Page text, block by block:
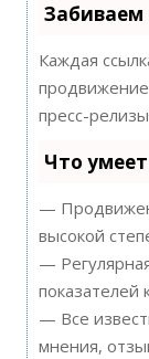
Каждая
продвижение
пресс-
Что
—
высокой
—
показателей
— Все
мнения,